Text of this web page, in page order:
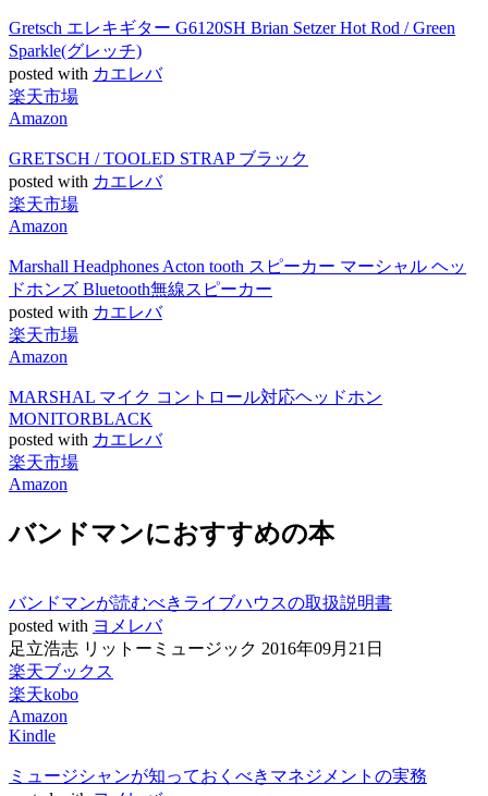
Gretsch エレキギター G6120SH Brian Setzer Hot Rod / Green
Sparkle(グレッチ)
posted with カエレバ
楽天市場
Amazon
GRETSCH / TOOLED STRAP ブラック
posted with カエレバ
楽天市場
Amazon
Marshall Headphones Acton tooth スピーカー マーシャル ヘッ
ドホンズ Bluetooth無線スピーカー
posted with カエレバ
楽天市場
Amazon
MARSHAL マイク コントロール対応ヘッドホン
MONITORBLACK
posted with カエレバ
楽天市場
Amazon
バンドマンにおすすめの本
バンドマンが読むべきライブハウスの取扱説明書
posted with ヨメレバ
足立浩志 リットーミュージック 2016年09月21日
楽天ブックス
楽天kobo
Amazon
Kindle
ミュージシャンが知っておくべきマネジメントの実務